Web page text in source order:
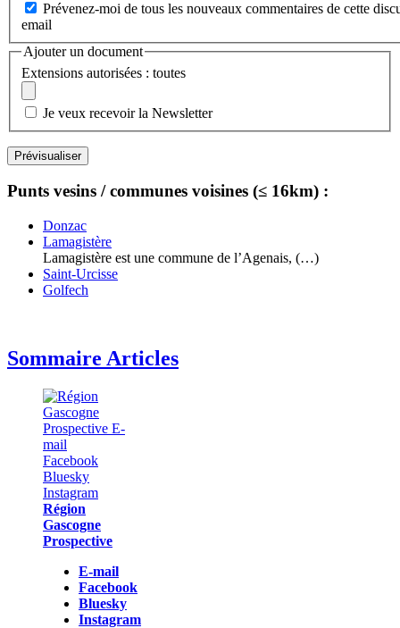
Prévenez-moi de tous les nouveaux commentaires de cette
email
Ajouter un document
Extensions autorisées : toutes
Je veux recevoir la Newsletter
Punts vesins / communes voisines (≤ 16km) :
Donzac
Lamagistère
Lamagistère est une commune de l’Agenais, (…)
Saint-Urcisse
Golfech
Sommaire Articles
Région
Gascogne
Prospective
E-mail
Facebook
Bluesky
Instagram